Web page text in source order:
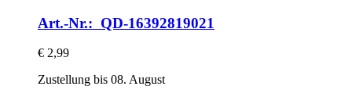
Art.-Nr.: QD-16392819021
€ 2,99
Zustellung bis 08. August